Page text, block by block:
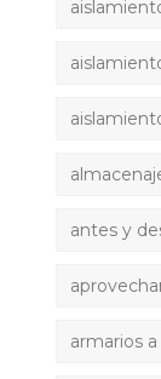
antes y
armarios